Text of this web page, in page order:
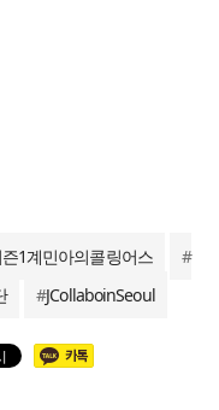
1계민아의콜링어스
#
#JCollaboinSeoul